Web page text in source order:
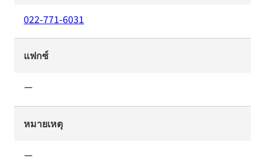
022-771-6031
แฟกซ์
ー
หมายเหตุ
ー